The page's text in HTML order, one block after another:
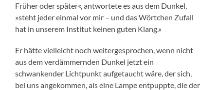
Früher oder später«, antwortete es aus dem Dunkel,
»steht jeder einmal vor mir – und das Wörtchen Zufall
hat in unserem Institut keinen guten Klang.«
Er hätte vielleicht noch weitergesprochen, wenn nicht
aus dem verdämmernden Dunkel jetzt ein
schwankender Lichtpunkt aufgetaucht wäre, der sich,
bei uns angekommen, als eine Lampe entpuppte, die der